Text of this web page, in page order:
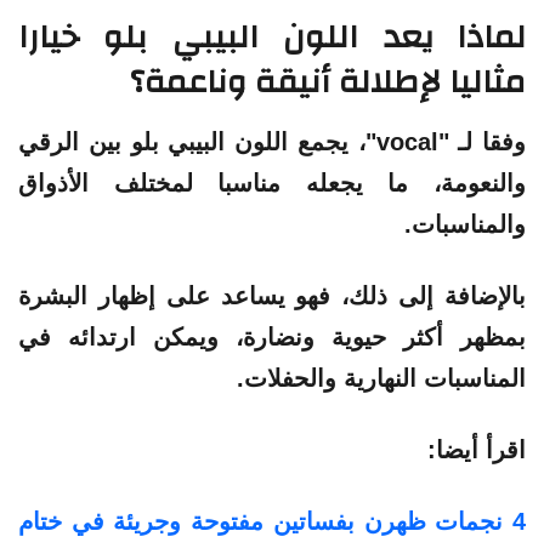
لماذا يعد اللون البيبي بلو خيارا
مثاليا لإطلالة أنيقة وناعمة؟
وفقا لـ "vocal"، يجمع اللون البيبي بلو بين الرقي
والنعومة، ما يجعله مناسبا لمختلف الأذواق
والمناسبات.
بالإضافة إلى ذلك، فهو يساعد على إظهار البشرة
بمظهر أكثر حيوية ونضارة، ويمكن ارتدائه في
المناسبات النهارية والحفلات.
اقرأ أيضا:
4 نجمات ظهرن بفساتين مفتوحة وجريئة في ختام